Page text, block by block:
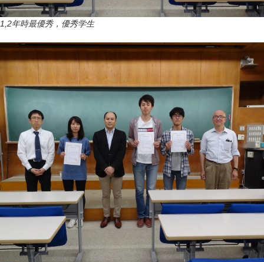
1,2年時最優秀，優秀学生